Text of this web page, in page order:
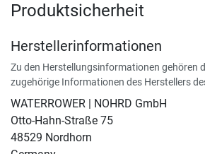
Produktsicherheit
Herstellerinformationen
Zu den Herstellungsinformationen gehören
zugehörige Informationen des Herstellers
WATERROWER | NOHRD GmbH
Otto-Hahn-Straße 75
48529 Nordhorn